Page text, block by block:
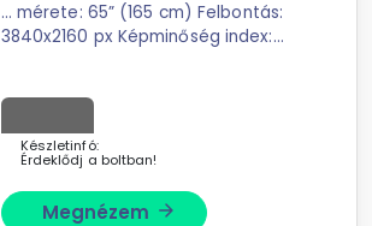
... mérete: 65” (165 cm) Felbontás:
3840x2160 px Képminőség index:
fokozás TULAJDONSÁGOK ...
Készletinfó:
Érdeklődj a boltban!
Megnézem arrow_forward